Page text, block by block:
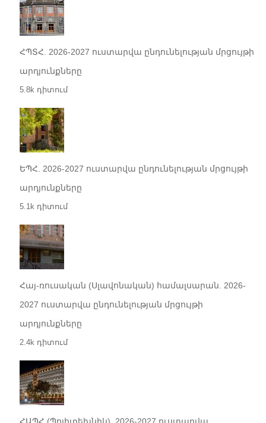
ՀՊՏՀ. 2026-2027 ուստարվա ընդունելության մրցույթի
արդյունքները
5.8k դիտում
ԵՊՀ. 2026-2027 ուստարվա ընդունելության մրցույթի
արդյունքները
5.1k դիտում
Հայ-ռուսական (Սլավոնական) համալսարան. 2026-
2027 ուստարվա ընդունելության մրցույթի
արդյունքները
2.4k դիտում